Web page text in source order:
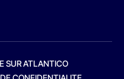
SUR ATLANTICO